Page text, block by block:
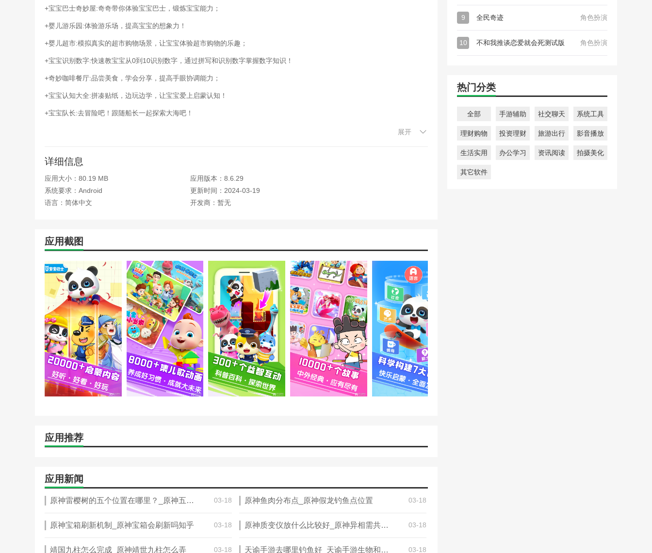
+宝宝巴士奇妙屋:奇奇带你体验宝宝巴士，锻炼宝宝能力；
+婴儿游乐园:体验游乐场，提高宝宝的想象力！
+婴儿超市:模拟真实的超市购物场景，让宝宝体验超市购物的乐趣；
+宝宝识别数字:快速教宝宝从0到10识别数字，通过拼写和识别数字掌握数字知识！
+奇妙咖啡餐厅:品尝美食，学会分享，提高手眼协调能力；
+宝宝认知大全:拼凑贴纸，边玩边学，让宝宝爱上启蒙认知！
+宝宝队长:去冒险吧！跟随船长一起探索大海吧！
+宝宝甜品店:通过制作甜品美食锻炼宝宝的动手能力！
+宝宝认识动物:帮助了解动物，并将科普应用到有趣的互动中，拓宽知识面！
+宝宝爱吃水果和蔬菜:宝宝认识食物并记住百科全书，宝宝学习水果和蔬菜，养成珍惜食物的好习惯！
+宝宝学习分类:数字认知启蒙产品，通过拼写和识别数字掌握数字知识；
+宝宝点画:通过儿童绘画启蒙产品，提高宝宝绘画能力，激发绘画兴趣；
+宝宝巴士服装设计师:寓教于乐，角色扮演，模拟工作环境，真实职业体验！
+奇妙的宠物美容店:女孩最喜欢的公主游戏，让婴儿可以表达他们的个性并发挥他们的创造力
+宝宝巴士恐龙世界:专为宝宝设计的启蒙科普站，让你在儿童恐龙科普中轻松认识恐龙！
软件功能
儿歌大全:涵盖宝宝巴士儿歌大全。边看边听边学，让宝宝得到快乐和启迪；
动画视频:全英文三字经合集，边读宝宝绘本边学讲故事；
自然百科:了解动物的外貌特征，了解植物的生长过程，掌握生命诞生的常识；
安全行为:学会预防和应对台风，牢记地震应急自救方法，学会自我保护；
职业认知:了解职称，体验职业的工作内容，培养终身受益的能力；
1。启发式互动早期教育和高效育儿
宝宝巴士大全以启发为主，打造互动式沉浸式学习体验，鼓励孩子自由探索和思考，培养自主学习能力！
教育互动:和卡通动物一起哼儿歌，讲童话故事哄小猫睡觉，和熊猫奇奇一起做美食。
角色扮演:成为运动、游泳、跑步和打篮球的专家。变身小画家，涂鸦上色，用小手自由创作。
展开
详细信息
应用大小：80.19 MB
应用版本：8.6.29
系统要求：Android
更新时间：2024-03-19
语言：简体中文
开发商：暂无
应用截图
应用推荐
应用新闻
原神雷樱树的五个位置在哪里？_原神五个雷霆树位置 03-18 原神鱼肉分布点_原神假龙钓鱼点位置 03-18
原神宝箱刷新机制_原神宝箱会刷新吗知乎 03-18 原神质变仪放什么比较好_原神异相需共照怎么开启 03-18
靖国九柱怎么完成_原神靖世九柱怎么弄 03-18 天谕手游去哪里钓鱼好_天谕手游生物和博学属性怎么提升 03-18
9 全民奇迹 角色扮演
10 不和我推谈恋爱就会死测试版 角色扮演
热门分类
全部 手游辅助 社交聊天 系统工具
理财购物 投资理财 旅游出行 影音播放
生活实用 办公学习 资讯阅读 拍摄美化
其它软件